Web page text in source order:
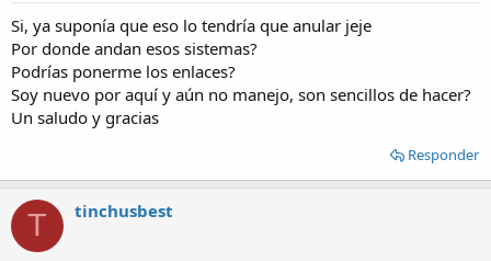
Si, ya suponía que eso lo tendría que anular jeje
Por donde andan esos sistemas?
Podrías ponerme los enlaces?
Soy nuevo por aquí y aún no manejo, son sencillos de hacer?
Un saludo y gracias
Responder
T tinchusbest